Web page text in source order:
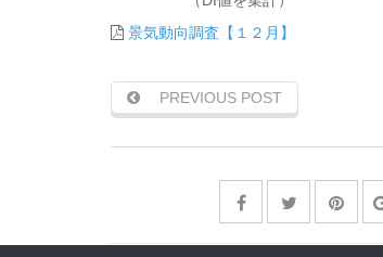
景気動向調査【１２月】
PREVIOUS POST